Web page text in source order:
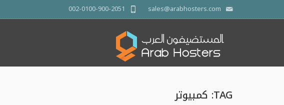
sales@arabhosters.com
002-0100-900-2051
TAG: كمبيوتر